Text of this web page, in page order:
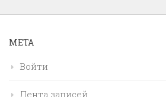
МЕТА
Войти
Лента записей